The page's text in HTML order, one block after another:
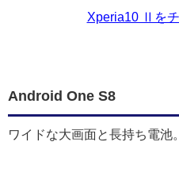
Xperia10 Ⅱを
Android One S8
ワイドな大画面と長持ち電池